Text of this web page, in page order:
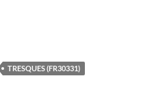
TRESQUES (FR30331)